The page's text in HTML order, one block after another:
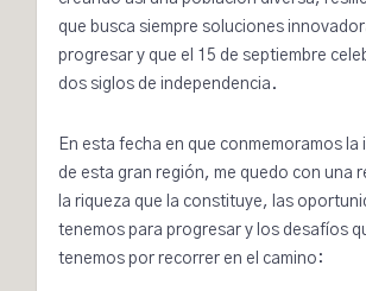
que busca siempre soluciones
progresar y que el 15 de septiembre
dos siglos de independencia.
En esta fecha en que conmemoramos la
de esta gran región, me quedo con una
la riqueza que la constituye, las
tenemos para progresar y los desafíos
tenemos por recorrer en el camino: